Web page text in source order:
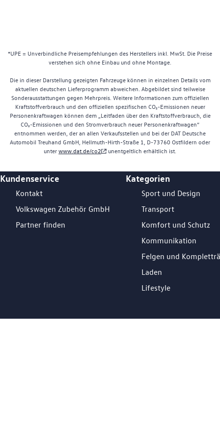
*UPE = Unverbindliche Preisempfehlungen des Herstellers inkl. MwSt. Die Preise
verstehen sich ohne Einbau und ohne Montage.
Die in dieser Darstellung gezeigten Fahrzeuge können in einzelnen Details vom
aktuellen deutschen Lieferprogramm abweichen. Abgebildet sind teilweise
Sonderausstattungen gegen Mehrpreis. Weitere Informationen zum offiziellen
Kraftstoffverbrauch und den offiziellen spezifischen CO₂-Emissionen neuer
Personenkraftwagen können dem „Leitfaden über den Kraftstoffverbrauch, die
CO₂-Emissionen und den Stromverbrauch neuer Personenkraftwagen“
entnommen werden, der an allen Verkaufsstellen und bei der DAT Deutsche
Automobil Treuhand GmbH, Hellmuth-Hirth-Straße 1, D-73760 Ostfildern oder
unterwww.dat.de/co2 unentgeltlich erhältlich ist.
Footer Teaser
Kundenservice
Kontakt
Volkswagen Zubehör GmbH
Partner finden
Kategorien
Sport und Design
Transport
Komfort und Schutz
Kommunikation
Felgen und
Laden
Lifestyle